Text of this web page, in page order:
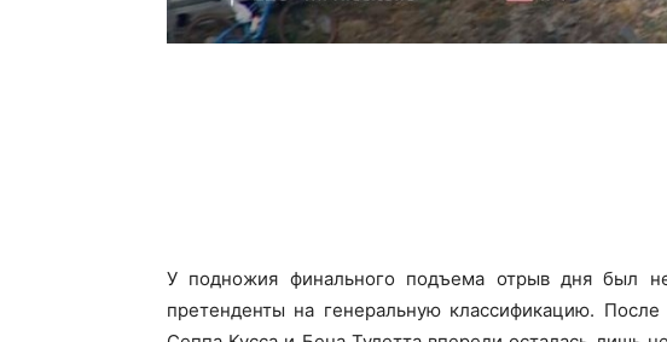
У подножия финального подъема отрыв дня был
претенденты на генеральную классификацию.